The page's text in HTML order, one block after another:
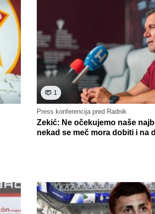
1
Press konferencija pred Radnik
Zekić: Ne očekujemo naše
nekad se meč mora dobiti i na